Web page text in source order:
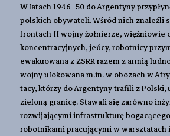
W latach 1946–50 do Argentyny
polskich obywateli. Wśród nich znaleźli
frontach II wojny żołnierze, więźniowie
koncentracyjnych, jeńcy, robotnicy
ewakuowana z ZSRR razem z armią
wojny ulokowana m.in. w obozach w
tacy, którzy do Argentyny trafili z Polski,
zieloną granicę. Stawali się zarówno
rozwijającymi infrastrukturę
robotnikami pracującymi w warsztatach